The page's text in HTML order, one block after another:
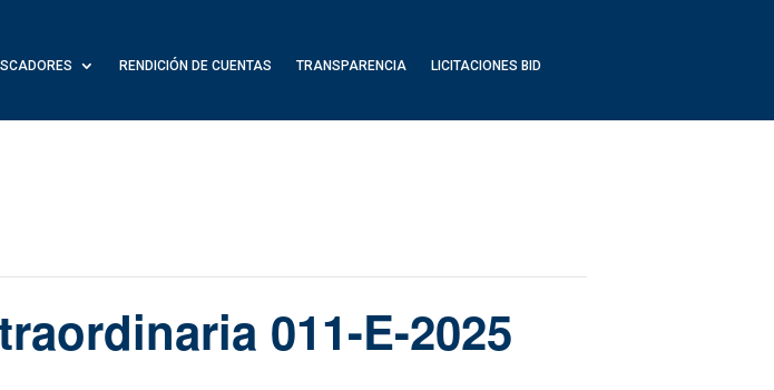
RENDICIÓN DE CUENTAS TRANSPARENCIA LICITACIONES BID
011-E-2025